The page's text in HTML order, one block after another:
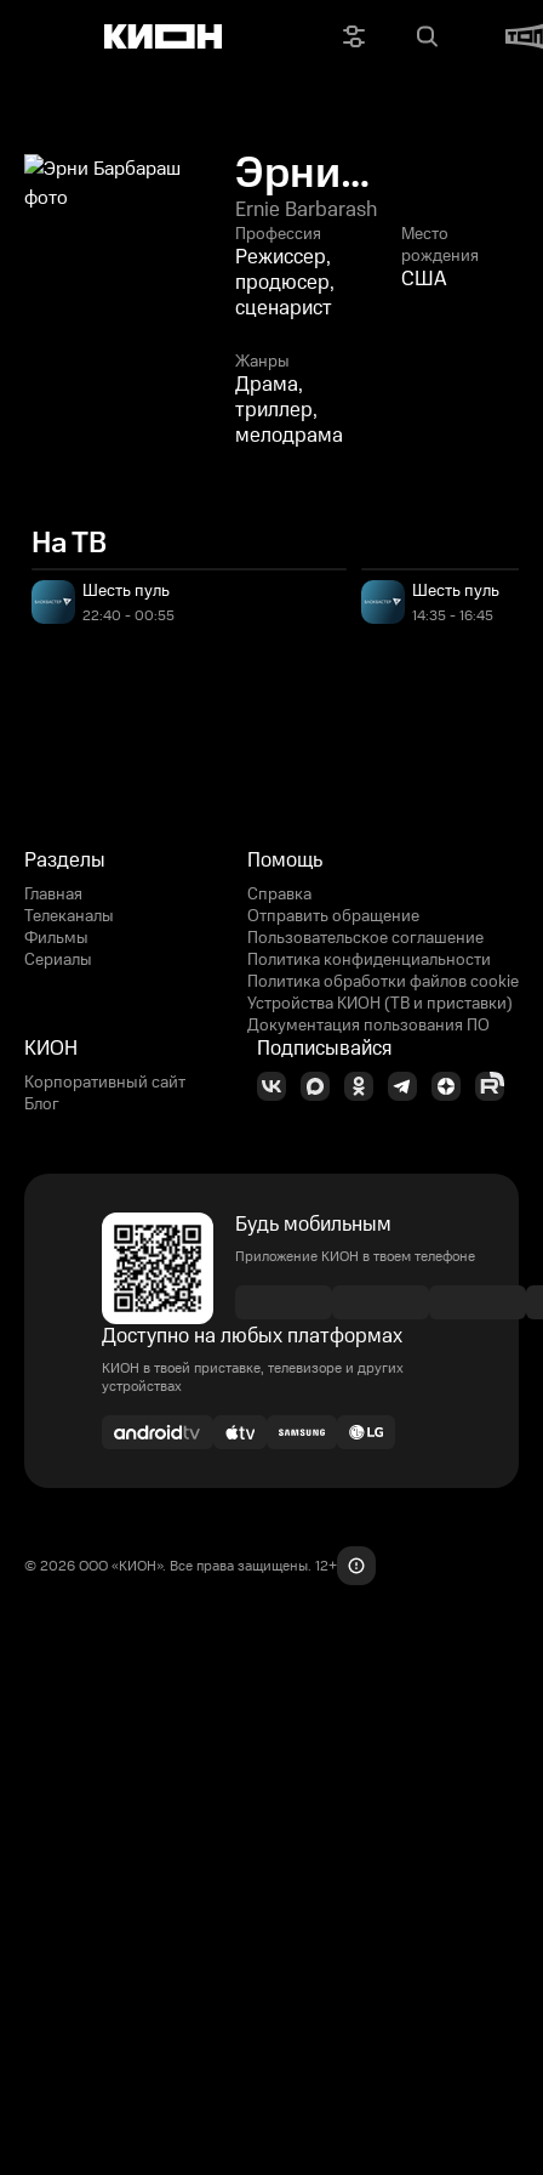
Эрни
Барбараш
Ernie Barbarash
Профессия
Режиссер,
продюсер,
сценарист
Место
рождения
США
Жанры
Драма,
триллер,
мелодрама
На ТВ
Шесть пуль
22:40 - 00:55
Шесть пуль
14:35 - 16:45
Разделы
Главная
Телеканалы
Фильмы
Сериалы
Помощь
Справка
Отправить обращение
Пользовательское соглашение
Политика конфиденциальности
Политика обработки файлов cookie
Устройства КИОН (ТВ и приставки)
Документация пользования ПО
КИОН
Корпоративный сайт
Блог
Подписывайся
Будь мобильным
Приложение КИОН в твоем телефоне
Доступно на любых платформах
КИОН в твоей приставке, телевизоре и других
устройствах
© 2026 ООО «КИОН». Все права защищены. 12+